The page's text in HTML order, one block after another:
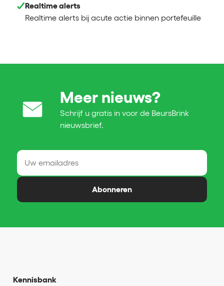
Realtime alerts
Realtime alerts bij acute actie binnen portefeuille
Meer nieuws?
Schrijf u gratis in voor de BeursBrink
nieuwsbrief.
Abonneren
Kennisbank